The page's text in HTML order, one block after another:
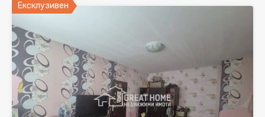
Ексклузивен